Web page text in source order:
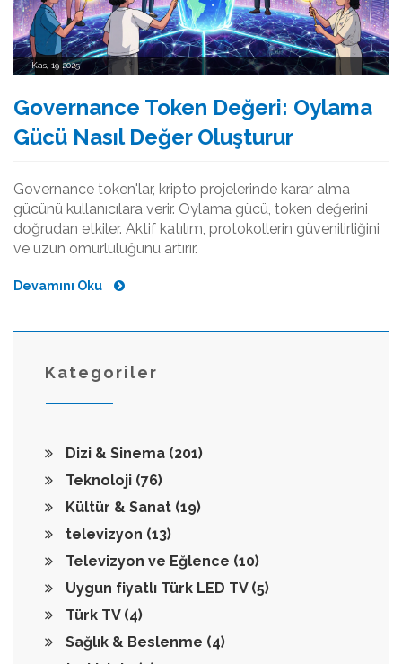
Kas, 19 2025
Governance Token Değeri: Oylama
Gücü Nasıl Değer Oluşturur
Governance token'lar, kripto projelerinde karar alma
gücünü kullanıcılara verir. Oylama gücü, token değerini
doğrudan etkiler. Aktif katılım, protokollerin güvenilirliğini
ve uzun ömürlülüğünü artırır.
Devamını Oku
Kategoriler
Dizi & Sinema (201)
Teknoloji (76)
Kültür & Sanat (19)
televizyon (13)
Televizyon ve Eğlence (10)
Uygun fiyatlı Türk LED TV (5)
Türk TV (4)
Sağlık & Beslenme (4)